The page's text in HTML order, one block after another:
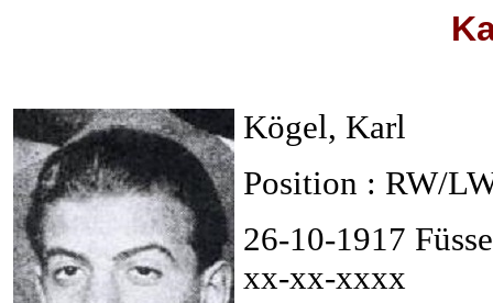
Kögel, Karl
Position : RW/
26-10-1917
xx-xx-xxxx